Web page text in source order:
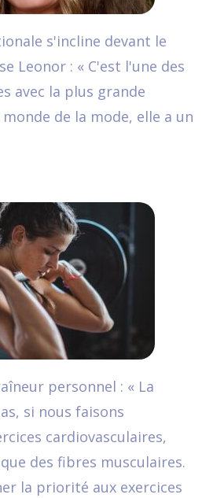
s'incline devant le
Leonor : « C'est l'une des
avec la plus grande
de la mode, elle a un
personnel : « La
si nous faisons
cardiovasculaires,
des fibres musculaires.
la priorité aux exercices